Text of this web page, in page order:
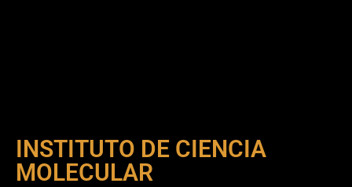
INSTITUTO DE CIENCIA
MOLECULAR